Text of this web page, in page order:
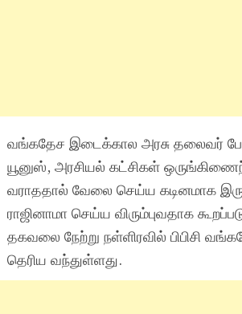
வங்கதேச இடைக்கால அரசு தலைவர்
யூனுஸ், அரசியல் கட்சிகள்
வராததால் வேலை செய்ய கடினமாக
ராஜினாமா செய்ய விரும்புவதாக
தகவலை நேற்று நள்ளிரவில் பிபிசி
தெரிய வந்துள்ளது.